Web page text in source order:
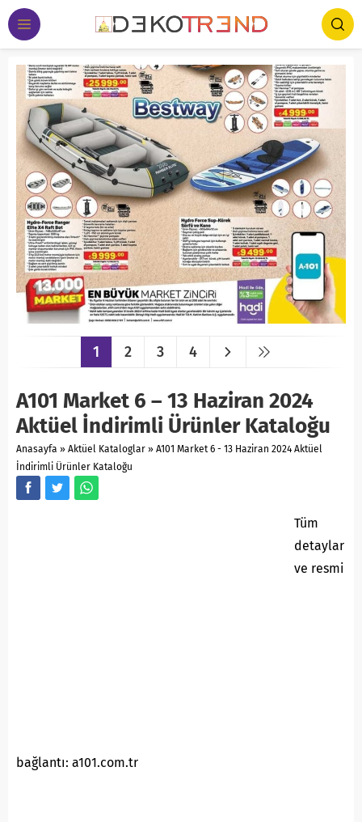
1 2 3 4
A101 Market 6 – 13 Haziran 2024
Aktüel İndirimli Ürünler Kataloğu
Anasayfa » Aktüel Kataloglar » A101 Market 6 - 13 Haziran 2024 Aktüel
İndirimli Ürünler Kataloğu
Tüm
detaylar
ve resmi
bağlantı: a101.com.tr